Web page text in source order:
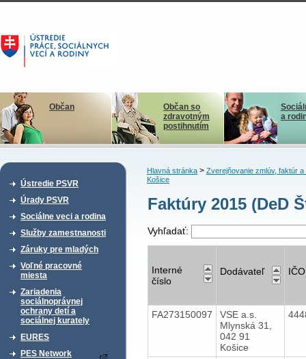
Občan
Občan so
zdravotným
postihnutím
a
Ústredie PSVR
Úrady PSVR
Sociálne veci a rodina
Služby zamestnanosti
Záruky pre mladých
Voľné pracovné
miesta
Zariadenia
sociálnoprávnej
ochrany detí a
sociálnej kurately
EURES
PES Network
Hlavná stránka> Zverejňovanie zmlúv, faktúr a
Košice
Faktúry 2015 (DeD
Vyhľadať:
Interné
číslo
Dodávateľ IČO
FA273150097
VSE a.s.
Mlynská 31,
042 91
Košice